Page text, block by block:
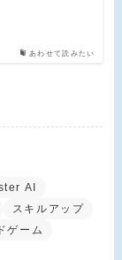
あわせて読みたい
AI
スキルアップ
ゲーム